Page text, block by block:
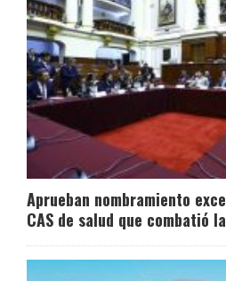
Aprueban nombramiento
CAS de salud que combatió